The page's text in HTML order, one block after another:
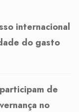
internacional
do gasto
de
no